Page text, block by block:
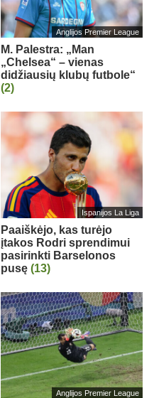
Anglijos Premier League
M. Palestra: „Man
„Chelsea“ – vienas
didžiausių klubų futbole“
(2)
Ispanijos La Liga
Paaiškėjo, kas turėjo
įtakos Rodri sprendimui
pasirinkti Barselonos
pusę (13)
Anglijos Premier League